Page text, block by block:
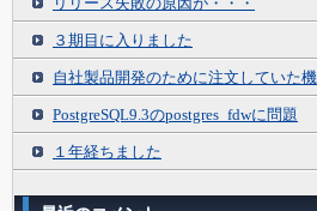
３期目に入りました
自社製品開発のために注文していた機
PostgreSQL9.3のpostgres_fdwに問題
１年経ちました